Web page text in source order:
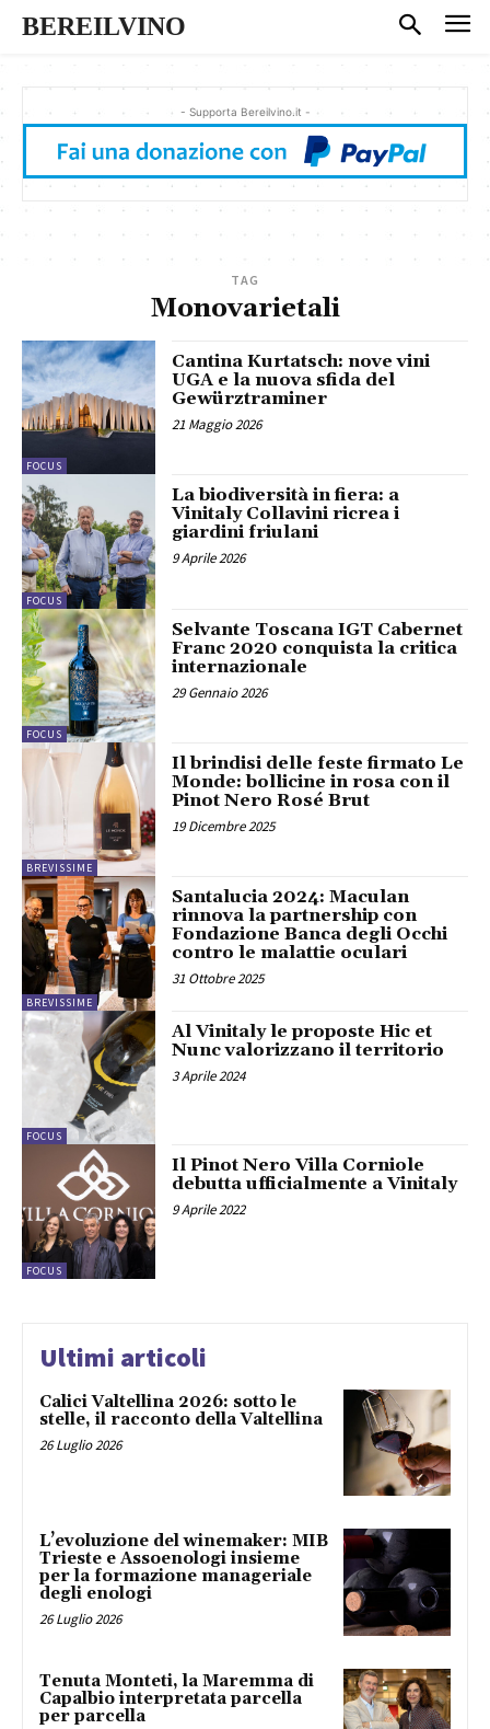
BEREILVINO
- Supporta Bereilvino.it -
TAG
Monovarietali
FOCUS
Cantina Kurtatsch: nove vini
UGA e la nuova sfida del
Gewürztraminer
21 Maggio 2026
FOCUS
La biodiversità in fiera: a
Vinitaly Collavini ricrea i
giardini friulani
9 Aprile 2026
FOCUS
Selvante Toscana IGT Cabernet
Franc 2020 conquista la critica
internazionale
29 Gennaio 2026
BREVISSIME
Il brindisi delle feste firmato Le
Monde: bollicine in rosa con il
Pinot Nero Rosé Brut
19 Dicembre 2025
BREVISSIME
Santalucia 2024: Maculan
rinnova la partnership con
Fondazione Banca degli Occhi
contro le malattie oculari
31 Ottobre 2025
FOCUS
Al Vinitaly le proposte Hic et
Nunc valorizzano il territorio
3 Aprile 2024
FOCUS
Il Pinot Nero Villa Corniole
debutta ufficialmente a Vinitaly
9 Aprile 2022
Ultimi articoli
Calici Valtellina 2026: sotto le
stelle, il racconto della Valtellina
26 Luglio 2026
L’evoluzione del winemaker: MIB
Trieste e Assoenologi insieme
per la formazione manageriale
degli enologi
26 Luglio 2026
Tenuta Monteti, la Maremma di
Capalbio interpretata parcella
per parcella